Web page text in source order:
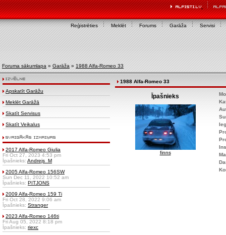
Reģistrēties Meklēt Forums Garāža Servisi
Foruma sākumlapa » Garāža » 1988 Alfa-Romeo 33
Apskatīt Garāžu
Meklēt Garāžā
Skatīt Servisus
Skatīt Veikalus
2017 Alfa-Romeo Giulia
Fri Oct 27, 2023 4:53 pm
Īpašnieks: Andrejs_M
2005 Alfa-Romeo 156SW
Sun Dec 11, 2022 10:52 am
Īpašnieks: PITJONS
2009 Alfa-Romeo 159 Ti
Fri Oct 28, 2022 9:06 am
Īpašnieks: Stranger
2023 Alfa-Romeo 146ti
Fri Aug 05, 2022 8:18 pm
Īpašnieks: riexc
1988 Alfa-Romeo 33
Īpašnieks
finns